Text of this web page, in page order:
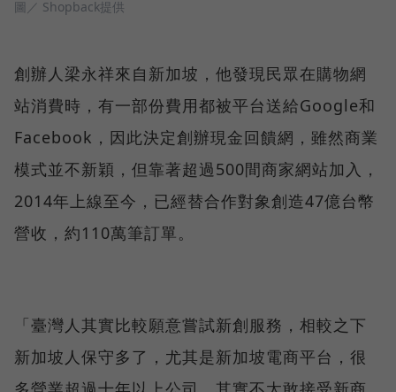
圖／ Shopback提供
創辦人梁永祥來自新加坡，他發現民眾在購物網
站消費時，有一部份費用都被平台送給Google和
Facebook，因此決定創辦現金回饋網，雖然商業
模式並不新穎，但靠著超過500間商家網站加入，
2014年上線至今，已經替合作對象創造47億台幣
營收，約110萬筆訂單。
「臺灣人其實比較願意嘗試新創服務，相較之下
新加坡人保守多了，尤其是新加坡電商平台，很